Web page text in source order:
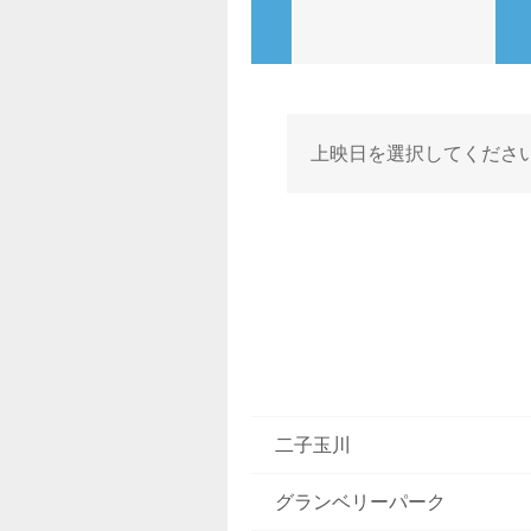
上映日を選択してくださ
二子玉川
グランベリーパーク